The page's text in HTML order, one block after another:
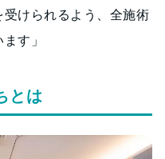
けられるよう、全施術
す」
とは